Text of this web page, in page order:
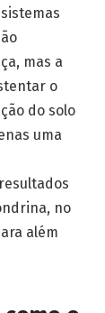
mas a
o
do solo
uma
no
além